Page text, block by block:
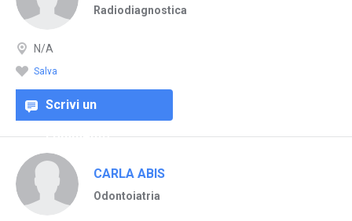
Radiodiagnostica
N/A
Salva
Scrivi un
commento
CARLA ABIS
Odontoiatria